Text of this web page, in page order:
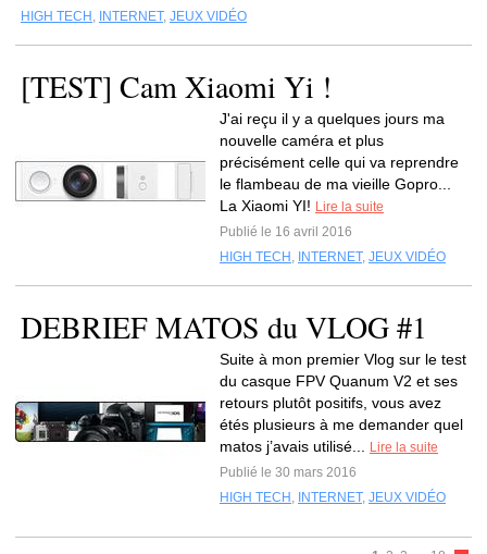
HIGH TECH , INTERNET, JEUX VIDÉO
[TEST] Cam Xiaomi Yi !
J'ai reçu il y a quelques jours ma
nouvelle caméra et plus
précisément celle qui va reprendre
le flambeau de ma vieille Gopro...
La Xiaomi YI! Lire la suite
Publié le 16 avril 2016
HIGH TECH , INTERNET, JEUX VIDÉO
DEBRIEF MATOS du VLOG #1
Suite à mon premier Vlog sur le test
du casque FPV Quanum V2 et ses
retours plutôt positifs, vous avez
étés plusieurs à me demander quel
matos j’avais utilisé...
Lire la suite
Publié le 30 mars 2016
HIGH TECH , INTERNET, JEUX VIDÉO